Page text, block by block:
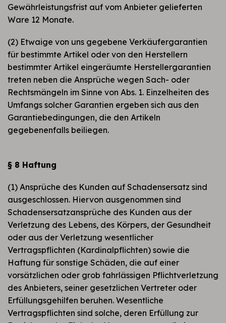
Gewährleistungsfrist auf vom Anbieter gelieferten
Ware 12 Monate.
(2) Etwaige von uns gegebene Verkäufergarantien
für bestimmte Artikel oder von den Herstellern
bestimmter Artikel eingeräumte Herstellergarantien
treten neben die Ansprüche wegen Sach- oder
Rechtsmängeln im Sinne von Abs. 1. Einzelheiten des
Umfangs solcher Garantien ergeben sich aus den
Garantiebedingungen, die den Artikeln
gegebenenfalls beiliegen.
§ 8 Haftung
(1) Ansprüche des Kunden auf Schadensersatz sind
ausgeschlossen. Hiervon ausgenommen sind
Schadensersatzansprüche des Kunden aus der
Verletzung des Lebens, des Körpers, der Gesundheit
oder aus der Verletzung wesentlicher
Vertragspflichten (Kardinalpflichten) sowie die
Haftung für sonstige Schäden, die auf einer
vorsätzlichen oder grob fahrlässigen Pflichtverletzung
des Anbieters, seiner gesetzlichen Vertreter oder
Erfüllungsgehilfen beruhen. Wesentliche
Vertragspflichten sind solche, deren Erfüllung zur